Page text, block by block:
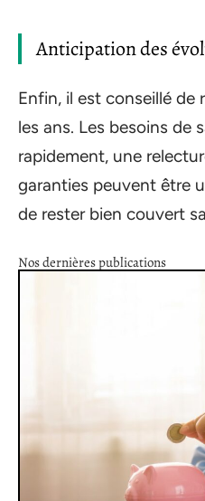
Anticipation des
Enfin, il est conseillé de
les ans. Les besoins de
rapidement, une
garanties peuvent être
de rester bien couvert
Nos dernières publications